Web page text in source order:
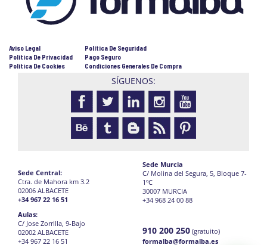
Aviso Legal
Política De Privacidad
Política De Cookies
Política De Seguridad
Pago Seguro
Condiciones Generales De Compra
SÍGUENOS:
Sede Central:
Ctra. de Mahora km 3.2
02006 ALBACETE
+34 967 22 16 51
Aulas:
C/ Jose Zorrilla, 9-Bajo
02002 ALBACETE
+34 967 22 16 51
Sede Murcia
C/ Molina del Segura, 5, Bloque 7-
1ºC
30007 MURCIA
+34 968 24 00 88
910 200 250 (gratuito)
formalba@formalba.es